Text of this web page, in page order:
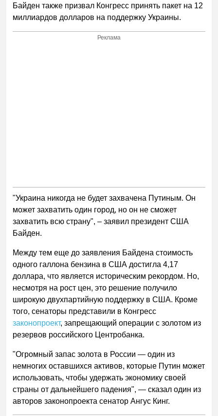
Байден также призвал Конгресс принять пакет на 12
миллиардов долларов на поддержку Украины.
Реклама
"Украина никогда не будет захвачена Путиным. Он
может захватить один город, но он не сможет
захватить всю страну", – заявил президент США
Байден.
Между тем еще до заявления Байдена стоимость
одного галлона бензина в США достигла 4,17
доллара, что является историческим рекордом. Но,
несмотря на рост цен, это решение получило
широкую двухпартийную поддержку в США. Кроме
того, сенаторы представили в Конгресс
законопроект, запрещающий операции с золотом из
резервов российского Центробанка.
"Огромный запас золота в России — один из
немногих оставшихся активов, которые Путин может
использовать, чтобы удержать экономику своей
страны от дальнейшего падения", — сказал один из
авторов законопроекта сенатор Ангус Кинг.